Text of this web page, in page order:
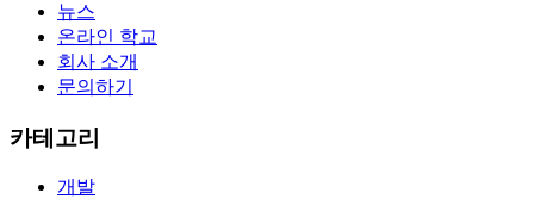
뉴스
온라인 학교
회사 소개
문의하기
카테고리
개발